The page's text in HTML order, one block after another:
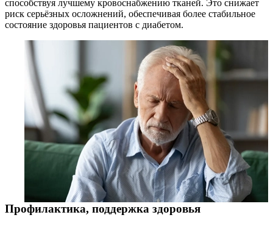
способствуя лучшему кровоснабжению тканей. Это снижает
риск серьёзных осложнений, обеспечивая более стабильное
состояние здоровья пациентов с диабетом.
Профилактика, поддержка здоровья